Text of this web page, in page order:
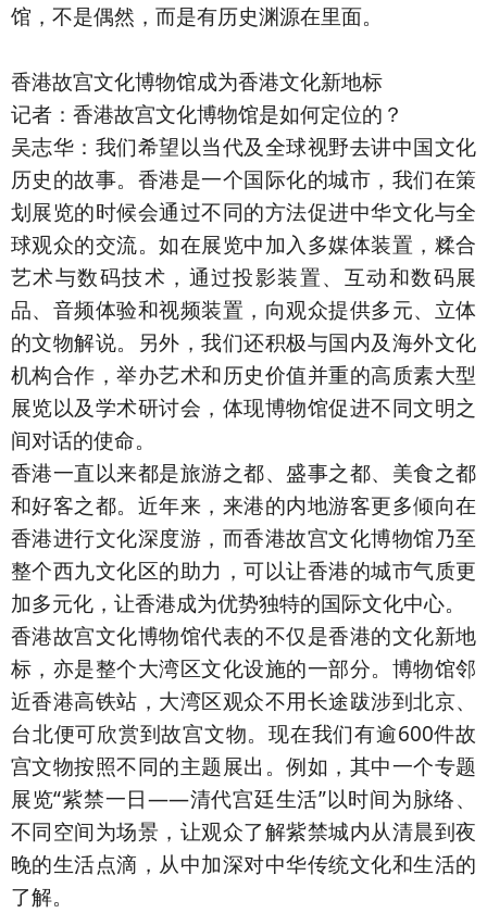
馆，不是偶然，而是有历史渊源在里面。
香港故宫文化博物馆成为香港文化新地标
记者：香港故宫文化博物馆是如何定位的？
吴志华：我们希望以当代及全球视野去讲中国文化
历史的故事。香港是一个国际化的城市，我们在策
划展览的时候会通过不同的方法促进中华文化与全
球观众的交流。如在展览中加入多媒体装置，糅合
艺术与数码技术，通过投影装置、互动和数码展
品、音频体验和视频装置，向观众提供多元、立体
的文物解说。另外，我们还积极与国内及海外文化
机构合作，举办艺术和历史价值并重的高质素大型
展览以及学术研讨会，体现博物馆促进不同文明之
间对话的使命。
香港一直以来都是旅游之都、盛事之都、美食之都
和好客之都。近年来，来港的内地游客更多倾向在
香港进行文化深度游，而香港故宫文化博物馆乃至
整个西九文化区的助力，可以让香港的城市气质更
加多元化，让香港成为优势独特的国际文化中心。
香港故宫文化博物馆代表的不仅是香港的文化新地
标，亦是整个大湾区文化设施的一部分。博物馆邻
近香港高铁站，大湾区观众不用长途跋涉到北京、
台北便可欣赏到故宫文物。现在我们有逾600件故
宫文物按照不同的主题展出。例如，其中一个专题
展览“紫禁一日——清代宫廷生活”以时间为脉络、
不同空间为场景，让观众了解紫禁城内从清晨到夜
晚的生活点滴，从中加深对中华传统文化和生活的
了解。